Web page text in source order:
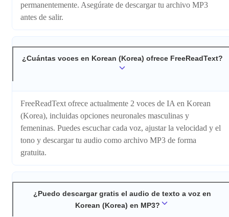
permanentemente. Asegúrate de descargar tu archivo MP3
antes de salir.
¿Cuántas voces en Korean (Korea) ofrece FreeReadText?
FreeReadText ofrece actualmente 2 voces de IA en Korean
(Korea), incluidas opciones neuronales masculinas y
femeninas. Puedes escuchar cada voz, ajustar la velocidad y el
tono y descargar tu audio como archivo MP3 de forma
gratuita.
¿Puedo descargar gratis el audio de texto a voz en
Korean (Korea) en MP3?